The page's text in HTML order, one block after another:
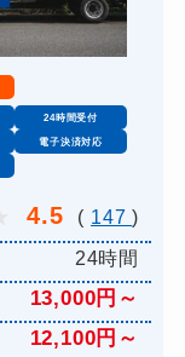
24時間受付
電子決済対応
4.5 ( 147)
24時間
13,000円～
12,100円～